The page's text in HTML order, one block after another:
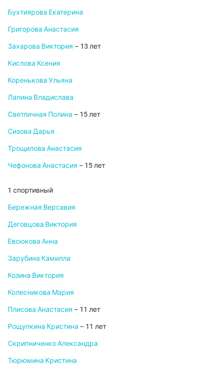
Бухтиярова Екатерина
Григорова Анастасия
Захарова Виктория – 13 лет
Кислова Ксения
Коренькова Ульяна
Лапина Владислава
Светличная Полина – 15 лет
Сизова Дарья
Трощилова Анастасия
Чефонова Анастасия – 15 лет
1 спортивный
Бережная Версавия
Деговцова Виктория
Евсюкова Анна
Зарубина Камилла
Козина Виктория
Колесникова Мария
Плисова Анастасия – 11 лет
Рощупкина Кристина – 11 лет
Скрипниченко Александра
Тюрюмина Кристина